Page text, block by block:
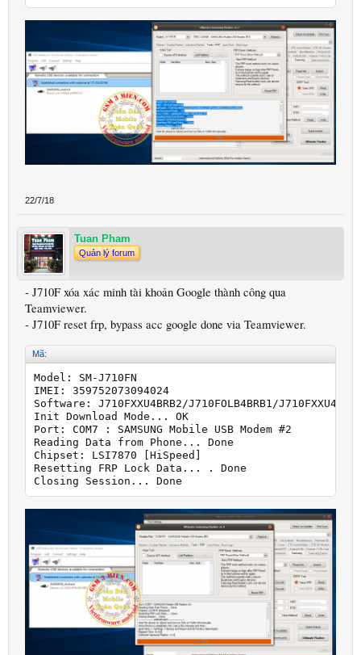
22/7/18
Tuan Pham
Quản lý forum
- J710F xóa xác minh tài khoản Google thành công qua
Teamviewer.
- J710F reset frp, bypass acc google done via Teamviewer.
Mã:
Model: SM-J710FN
IMEI: 359752073094024
Software: J710FXXU4BRB2/J710FOLB4BRB1/
Init Download Mode... OK
Port: COM7 : SAMSUNG Mobile USB Modem #2
Reading Data from Phone... Done
Chipset: LSI7870 [HiSpeed]
Resetting FRP Lock Data... . Done
Closing Session... Done